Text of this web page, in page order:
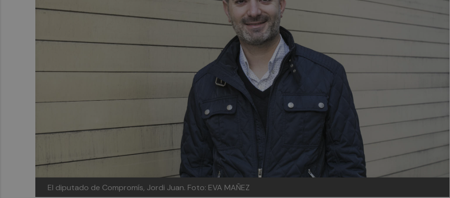
El diputado de Compromís, Jordi Juan. Foto: EVA MAÑEZ